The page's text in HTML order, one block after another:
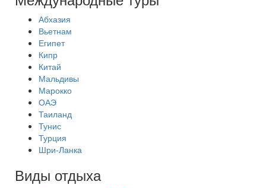
Абхазия
Вьетнам
Египет
Кипр
Китай
Мальдивы
Марокко
ОАЭ
Таиланд
Тунис
Турция
Шри-Ланка
Виды отдыха